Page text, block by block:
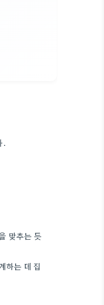
.
맞추는 듯
하는 데 집